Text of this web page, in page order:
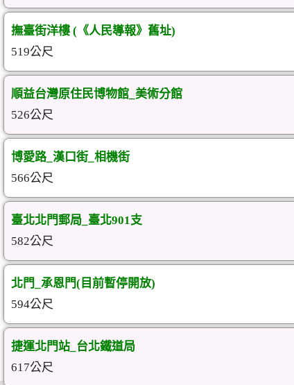
撫臺街洋樓 (《人民導報》舊址)
519公尺
順益台灣原住民博物館_美術分館
526公尺
博愛路_漢口街_相機街
566公尺
臺北北門郵局_臺北901支
582公尺
北門_承恩門(目前暫停開放)
594公尺
捷運北門站_台北鐵道局
617公尺